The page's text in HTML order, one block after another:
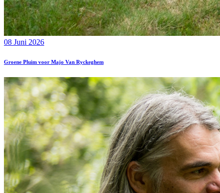
08 Juni 2026
Groene Pluim voor Majo Van Ryckeghem